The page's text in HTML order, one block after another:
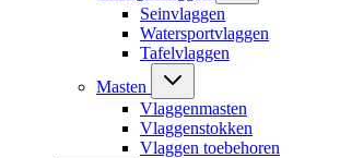
Seinvlaggen
Watersportvlaggen
Tafelvlaggen
Masten
Vlaggenmasten
Vlaggenstokken
Vlaggen toebehoren